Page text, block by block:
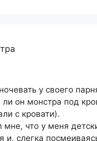
у своего
ли он монстра под
с кровати).
мне, что у меня
слегка